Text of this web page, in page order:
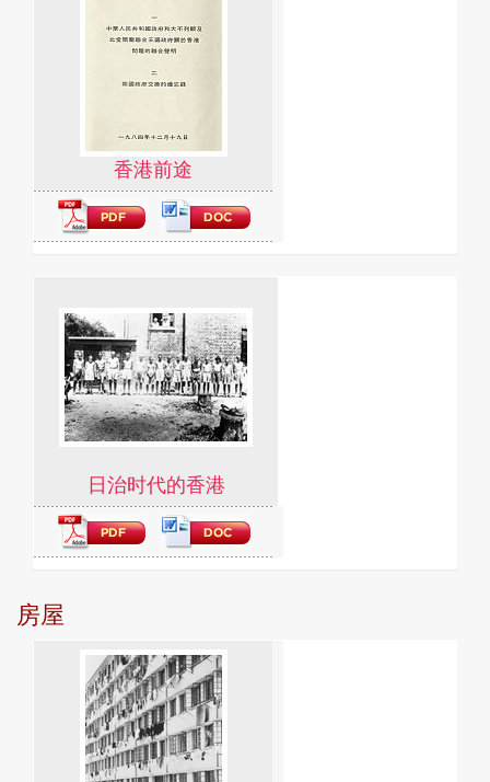
香港前途
日治时代的香港
房屋